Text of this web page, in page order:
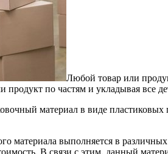
Любой товар или
продукт по частям и укладывая все
материал в виде
материала выполняется в
В связи с этим, данный